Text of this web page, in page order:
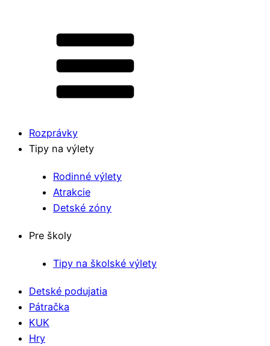
Rozprávky
Tipy na výlety
Rodinné výlety
Atrakcie
Detské zóny
Pre školy
Tipy na školské výlety
Detské podujatia
Pátračka
KUK
Hry